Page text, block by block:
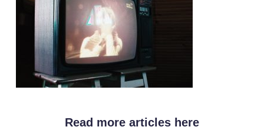
Read more articles here